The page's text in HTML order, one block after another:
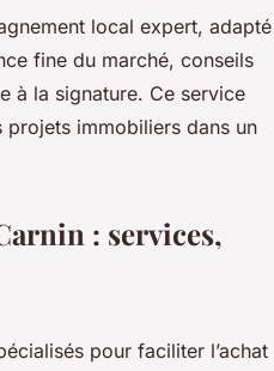
local expert, adapté
fine du marché, conseils
à la signature. Ce service
immobiliers dans un
: services,
pour faciliter l’achat